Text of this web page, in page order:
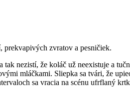
prekvapivých zvratov a pesničiek.
nezistí, že koláč už neexistuje a
mláčkami. Sliepka sa tvári, že
sa vracia na scénu ufrflaný